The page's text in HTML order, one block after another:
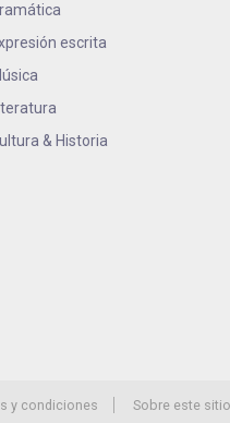
escrita
& Historia
y condiciones Sobre este sitio